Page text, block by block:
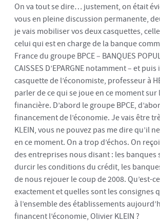
On va tout se dire… justement, on était
vous en pleine discussion permanente,
je vais mobiliser vos deux casquettes,
celui qui est en charge de la banque
France du groupe BPCE – BANQUES
CAISSES D’EPARGNE notamment – et puis
casquette de l’économiste, professeur à
parler de ce qui se joue en ce moment sur
financière. D’abord le groupe BPCE,
financement de l’économie. Je vais être
KLEIN, vous ne pouvez pas me dire qu’il
en ce moment. On a trop d’échos. On
des entreprises nous disant : les banques
durcir les conditions du crédit, les
de nous rejouer le coup de 2008. Qu’est-
exactement et quelles sont les consignes
à l’ensemble des établissements
financent l’économie, Olivier KLEIN ?